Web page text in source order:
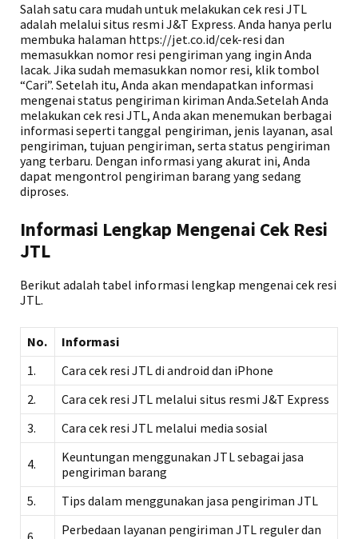
Salah satu cara mudah untuk melakukan cek resi JTL
adalah melalui situs resmi J&T Express. Anda hanya perlu
membuka halaman https://jet.co.id/cek-resi dan
memasukkan nomor resi pengiriman yang ingin Anda
lacak. Jika sudah memasukkan nomor resi, klik tombol
“Cari”. Setelah itu, Anda akan mendapatkan informasi
mengenai status pengiriman kiriman Anda.Setelah Anda
melakukan cek resi JTL, Anda akan menemukan berbagai
informasi seperti tanggal pengiriman, jenis layanan, asal
pengiriman, tujuan pengiriman, serta status pengiriman
yang terbaru. Dengan informasi yang akurat ini, Anda
dapat mengontrol pengiriman barang yang sedang
diproses.
Informasi Lengkap Mengenai Cek Resi
JTL
Berikut adalah tabel informasi lengkap mengenai cek resi
JTL.
No.
Informasi
1.
Cara cek resi JTL di android dan iPhone
2.
Cara cek resi JTL melalui situs resmi J&T Express
3.
Cara cek resi JTL melalui media sosial
4.
Keuntungan menggunakan JTL sebagai jasa
pengiriman barang
5.
Tips dalam menggunakan jasa pengiriman JTL
Perbedaan layanan pengiriman JTL reguler dan